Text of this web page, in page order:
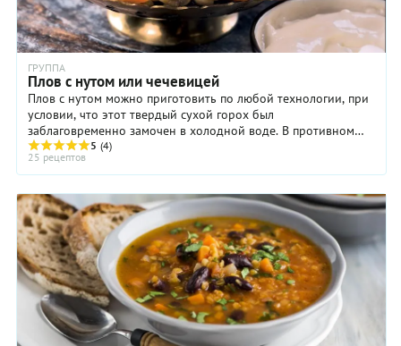
ГРУППА
Плов с нутом или чечевицей
Плов с нутом можно приготовить по любой технологии, при
условии, что этот твердый сухой горох был
заблаговременно замочен в холодной воде. В противном
случае он просто не успеет свариться к моменту ...
5 (4)
25 рецептов